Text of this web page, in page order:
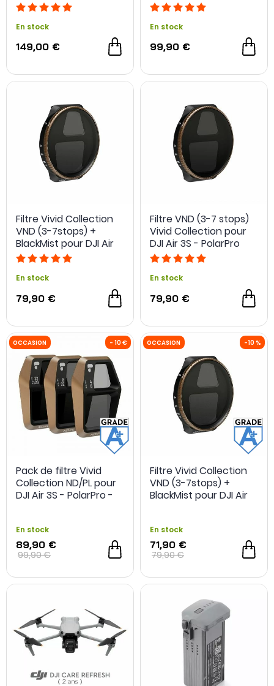
En stock
149,00 €
En stock
99,90 €
Filtre Vivid Collection
VND (3-7stops) +
BlackMist pour DJI Air
3S - PolarPro
En stock
79,90 €
Filtre VND (3-7 stops)
Vivid Collection pour
DJI Air 3S - PolarPro
En stock
79,90 €
OCCASION
Pack de filtre Vivid
Collection ND/PL pour
DJI Air 3S - PolarPro -
En stock
89,90 €
99,90 €
OCCASION
Filtre Vivid Collection
VND (3-7stops) +
BlackMist pour DJI Air
En stock
71,90 €
79,90 €